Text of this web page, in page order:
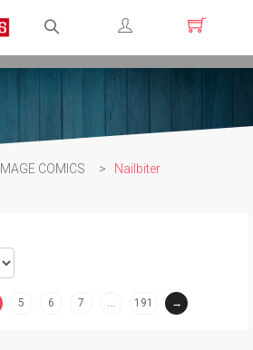
Registrati
IMAGE COMICS > Nailbiter
5 6 7 … 191 →